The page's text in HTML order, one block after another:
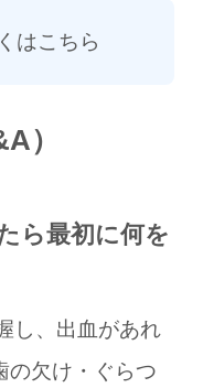
はこちら
）
ら最初に何を
し、出血があれ
の欠け・ぐらつ